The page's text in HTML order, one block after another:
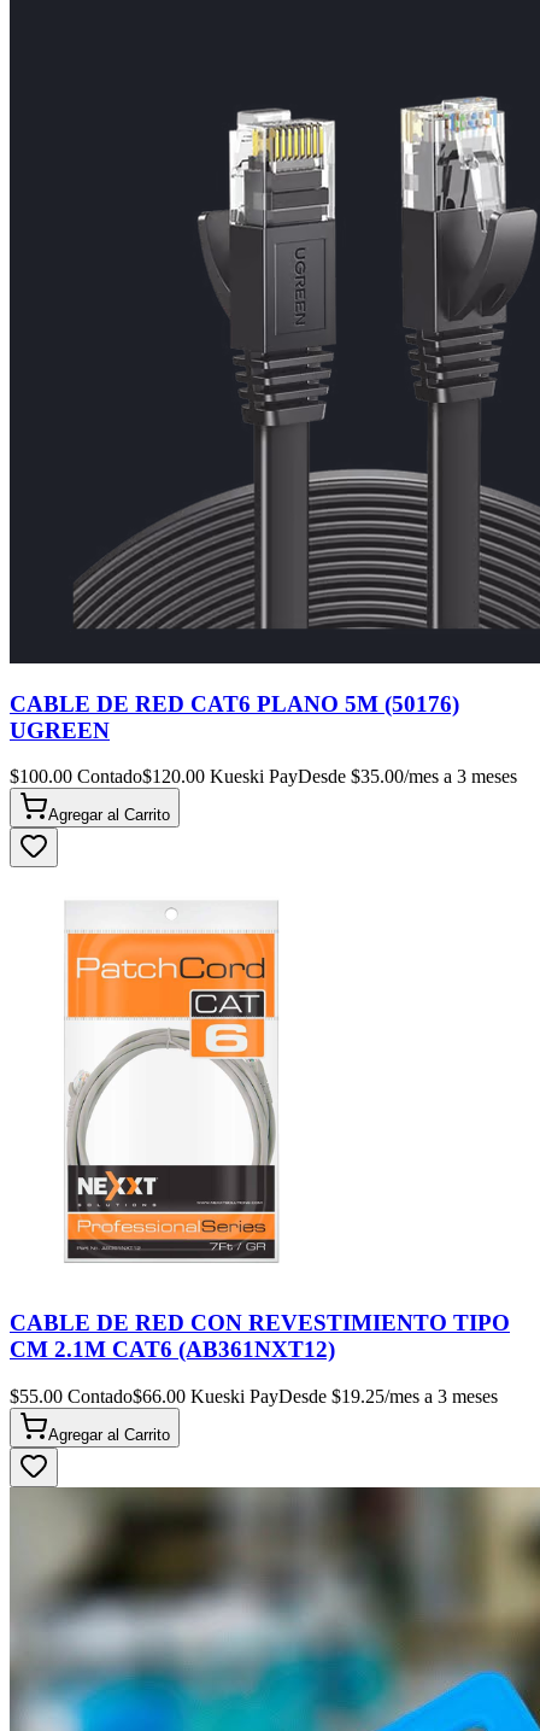
CABLE DE RED CAT6 PLANO 5M (50176)
UGREEN
$100.00 Contado$120.00 Kueski PayDesde $35.00/mes a 3 meses
Agregar al Carrito
CABLE DE RED CON REVESTIMIENTO TIPO
CM 2.1M CAT6 (AB361NXT12)
$55.00 Contado$66.00 Kueski PayDesde $19.25/mes a 3 meses
Agregar al Carrito